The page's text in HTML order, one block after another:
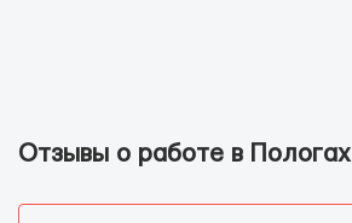
Отзывы о работе в Пологах